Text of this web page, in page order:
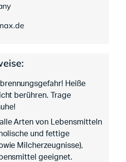
Heiße
berühren. Trage
alle Arten von Lebensmitteln
und fettige
Milcherzeugnisse),
geeignet.